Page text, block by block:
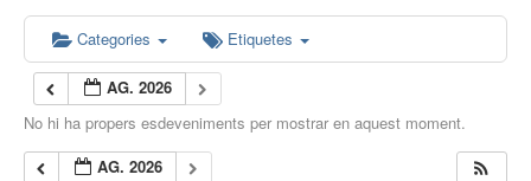
Categories Etiquetes
AG. 2026
No hi ha propers esdeveniments per mostrar en aquest moment.
AG. 2026